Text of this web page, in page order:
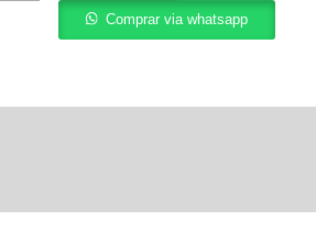
Comprar via whatsapp